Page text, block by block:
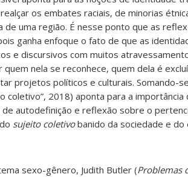
os embates raciais, de minorias
uma região. É nesse ponto que as
ganha enfoque o fato de que as
e discursivos com muitos
nela se reconhece, quem dela é
projetos políticos e culturais. Somando-
coletivo”, 2018) aponta para a importância
autodefinição e reflexão sobre o
sujeito coletivobanido da sociedade e do
sexo-gênero, Judith Butler (Problemas